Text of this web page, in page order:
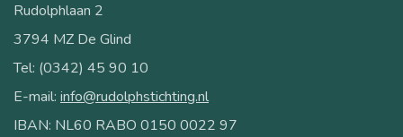
Rudolphlaan 2
3794 MZ De Glind
Tel: (0342) 45 90 10
E-mail: info@rudolphstichting.nl
IBAN: NL60 RABO 0150 0022 97